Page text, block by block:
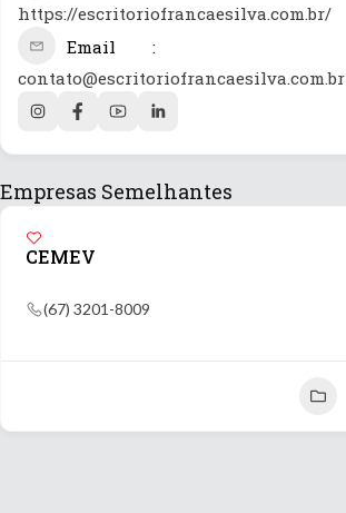
https://escritoriofrancaesilva.com.br/
Email
contato@escritoriofrancaesilva.com.br
Empresas Semelhantes
CEMEV
(67) 3201-8009